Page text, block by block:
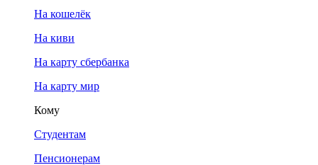
На кошелёк
На киви
На карту сбербанка
На карту мир
Кому
Студентам
Пенсионерам